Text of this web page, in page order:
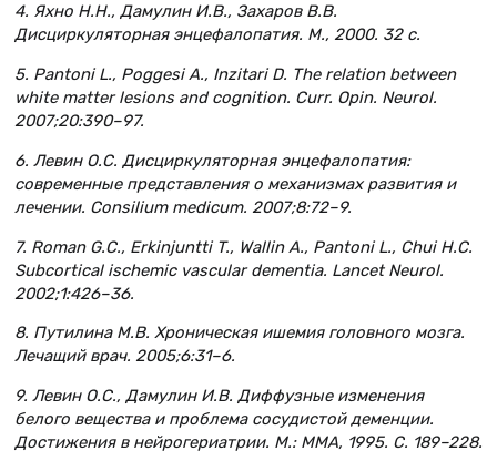
4. Яхно Н.Н., Дамулин И.В., Захаров В.В.
Дисциркуляторная энцефалопатия. М., 2000. 32 с.
5. Pantoni L., Poggesi A., Inzitari D. The relation between
white matter lesions and cognition. Curr. Opin. Neurol.
2007;20:390–97.
6. Левин О.С. Дисциркуляторная энцефалопатия:
современные представления о механизмах развития и
лечении. Consilium medicum. 2007;8:72–9.
7. Roman G.C., Erkinjuntti T., Wallin A., Pantoni L., Chui H.C.
Subcortical ischemic vascular dementia. Lancet Neurol.
2002;1:426–36.
8. Путилина М.В. Хроническая ишемия головного мозга.
Лечащий врач. 2005;6:31–6.
9. Левин О.С., Дамулин И.В. Диффузные изменения
белого вещества и проблема сосудистой деменции.
Достижения в нейрогериатрии. М.: ММА, 1995. С. 189–228.